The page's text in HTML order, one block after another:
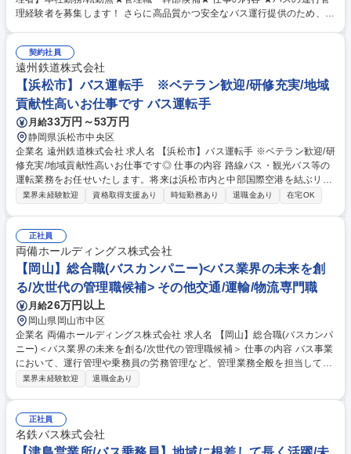
理経験者を募集します！ さらに高品質かつ安全なバス運行提供のため、体
のシフト作成などの労務管理 ■旅行会社の担当者との打ち合わせ 【変更の
範囲：無】 募集職種 ※経験者急募※【貸切バスの運行管理者】本社勤務/
転勤無★管理職・幹部候補★
契約社員
遠州鉄道株式会社
【浜松市】バス運転手 ※ベテラン歓迎/研修充実/地域
貢献性高いお仕事です バス運転手
月給33万円～53万円
静岡県浜松市中央区
企業名 遠州鉄道株式会社 求人名 【浜松市】バス運転手 ※ベテラン歓迎/研
修充実/地域貢献性高いお仕事です◎ 仕事の内容 路線バス・観光バス等の
運転業務をお任せいたします。将来は浜松市内と中部国際空港を結ぶリム
ジンバス「e-wing」や、東京・大阪間の都市を結ぶ高速バス「e-Line
行ダイヤの確認。→【車両点検】→【始業点呼・出庫】運行管理者に免許
証を提示し、自身の健康状態・車両状態等を報告し運行開始。→【乗務】
お客様の安全と快適性を大事にし運転。→【休憩】 仲間たちとプライベー
トの話や交通情報共有→【入庫・終業点検】バスの終業点検と清掃。運行
管理者に本日の報告をして終了。 募集職種 【浜松市】バス運転手 ※ベテ
ラン歓迎/研修充実/地域貢献性高いお仕事です◎
業界未経験歓迎 資格取得支援あり 時短勤務あり 退職金あり 在宅OK
正社員
両備ホールディングス株式会社
【岡山】総合職(バスカンパニー)<バス業界の未来を創
る/次世代の管理職候補> その他交通/運輸/物流専門職
月給26万円以上
岡山県岡山市中区
企業名 両備ホールディングス株式会社 求人名 【岡山】総合職(バスカンパ
ニー)＜バス業界の未来を創る/次世代の管理職候補＞ 仕事の内容 バス事業
において、運行管理や乗務員の労務管理など、管理業務全般を担当してい
ただきます。まずは運行管理の事務的なお仕事を覚えていただくことにな
ーの方への声掛け、バスの法律に関する専門知識の習得など、地域交通を
支えるサポート職として、事務×調整力×専門知識を身に付けられるやりが
いのある仕事です【具体的な業務例】・スケジュール作成と管理・バス運
業界未経験歓迎 退職金あり
正社員
名鉄バス株式会社